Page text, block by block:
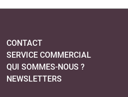
CONTACT
SERVICE COMMERCIAL
QUI SOMMES-NOUS ?
NEWSLETTERS